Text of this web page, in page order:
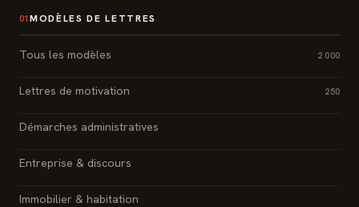
01 MODÈLES DE LETTRES
Tous les modèles 2 000
Lettres de motivation 250
Démarches administratives
Entreprise & discours
Immobilier & habitation